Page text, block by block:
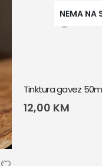
NEMA NA
Tinktura gavez
12,00 KM